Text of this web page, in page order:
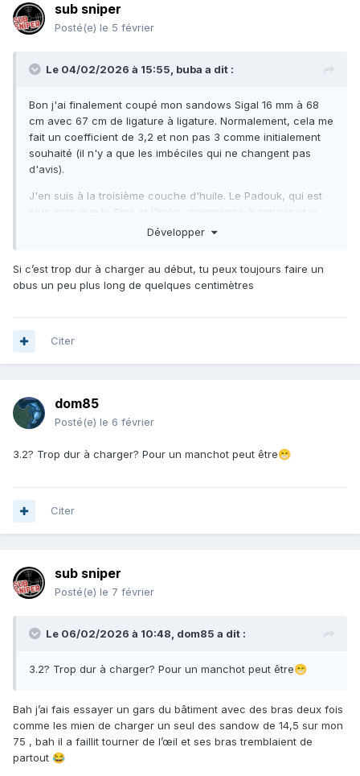
sub sniper
Posté(e) le 5 février
Le 04/02/2026 à 15:55, buba a dit :
Bon j'ai finalement coupé mon sandows Sigal 16 mm à 68
cm avec 67 cm de ligature à ligature. Normalement, cela me
fait un coefficient de 3,2 et non pas 3 comme initialement
souhaité (il n'y a que les imbéciles qui ne changent pas
d'avis).
J'en suis à la troisième couche d'huile. Le Padouk, qui est
plus gras que le Sipo et l'Iroko, commence à saturer et je
commence à avoir une pellicule protectrice dure dessus.
Développer
Si c’est trop dur à charger au début, tu peux toujours faire un
obus un peu plus long de quelques centimètres
Citer
dom85
Posté(e) le 6 février
3.2? Trop dur à charger? Pour un manchot peut être😁
Citer
sub sniper
Posté(e) le 7 février
Le 06/02/2026 à 10:48, dom85 a dit :
3.2? Trop dur à charger? Pour un manchot peut être😁
Bah j’ai fais essayer un gars du bâtiment avec des bras deux fois
comme les mien de charger un seul des sandow de 14,5 sur mon
75 , bah il a faillit tourner de l’œil et ses bras tremblaient de
partout 😂